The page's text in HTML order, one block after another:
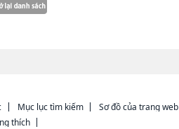
Mục lục tìm kiếm
Sơ đồ của trang web
thích